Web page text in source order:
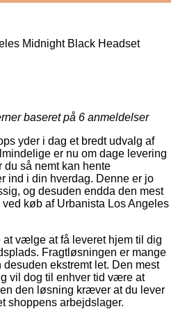
Midnight Black Headset
baseret på 6 anmeldelser
yder i dag et bredt udvalg af
er nu om dage levering
du så nemt kan hente
ind i din hverdag. Denne er jo
og desuden endda den mest
køb af Urbanista Los Angeles
vælge at få leveret hjem til dig
Fragtløsningen er mange
ekstremt let. Den mest
vil dog til enhver tid være at
den løsning kræver at du lever
shoppens arbejdslager.